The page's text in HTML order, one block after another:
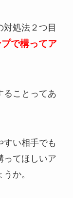
処法２つ目
で構ってア
ることってあ
すい相手でも
ってほしいア
か。